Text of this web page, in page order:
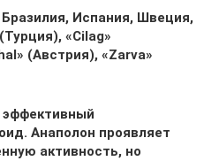
Испания, Швеция,
«Cilag»
(Австрия), «Zarva»
Анаполон проявляет
активность, но